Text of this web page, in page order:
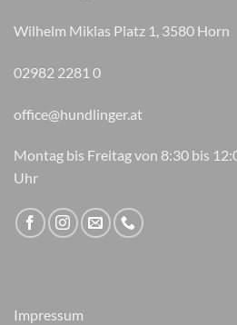
Wilhelm Miklas Platz 1, 3580 Horn
02982 2281 0
office@hundlinger.at
Montag bis Freitag von 8:30 bis
Uhr
Impressum